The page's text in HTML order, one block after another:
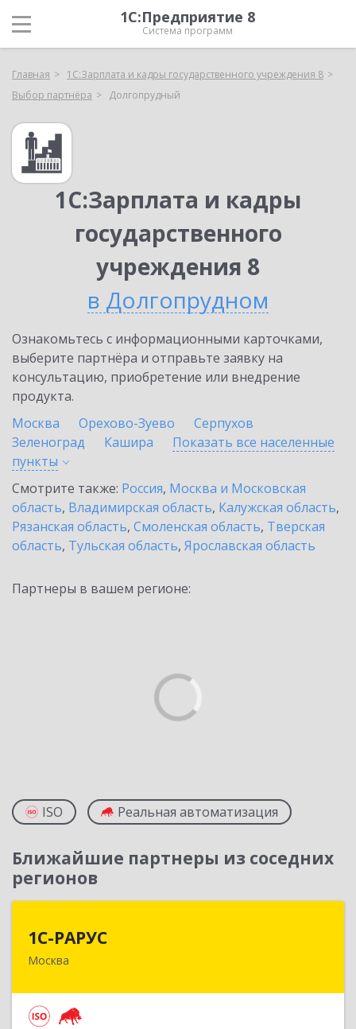
1С:Предприятие 8
Система программ
Главная
1С:Зарплата и кадры государственного учреждения 8
Выбор партнёра
Долгопрудный
1С:Зарплата и кадры
государственного
учреждения 8
в Долгопрудном
Ознакомьтесь с информационными карточками,
выберите партнёра и отправьте заявку на
консультацию, приобретение или внедрение
продукта.
Москва
Орехово-Зуево
Серпухов
Зеленоград
Кашира
Показать все населенные
пункты
Смотрите также: Россия, Москва и Московская
область, Владимирская область, Калужская область,
Рязанская область, Смоленская область, Тверская
область, Тульская область, Ярославская область
Партнеры в вашем регионе:
ISO Реальная автоматизация
Ближайшие партнеры из соседних
регионов
1С-РАРУС
Москва127434, Москва г, Дмитровское ш, дом № 9Б